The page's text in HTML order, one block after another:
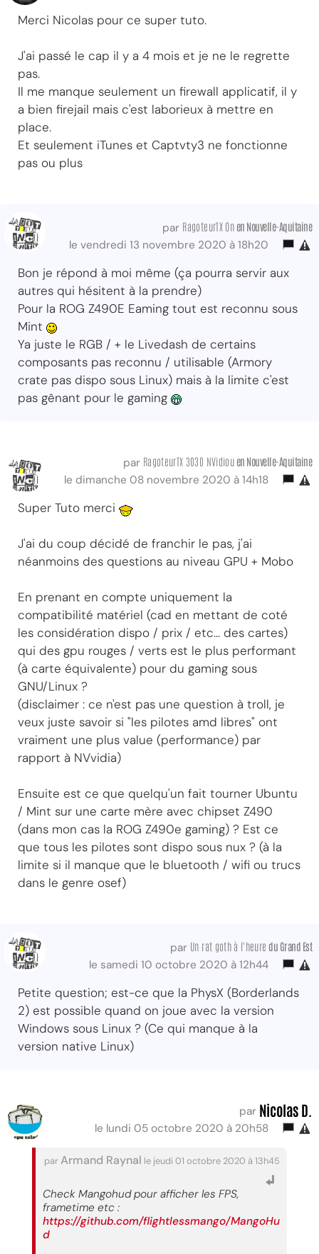
Merci Nicolas pour ce super tuto.
J'ai passé le cap il y a 4 mois et je ne le regrette
pas.
Il me manque seulement un firewall applicatif, il y
a bien firejail mais c'est laborieux à mettre en
place.
Et seulement iTunes et Captvty3 ne fonctionne
pas ou plus
par RagoteurTX On en Nouvelle-Aquitaine
le vendredi 13 novembre 2020 à 18h20
Bon je répond à moi même (ça pourra servir aux
autres qui hésitent à la prendre)
Pour la ROG Z490E Eaming tout est reconnu sous
Mint
Ya juste le RGB / + le Livedash de certains
composants pas reconnu / utilisable (Armory
crate pas dispo sous Linux) mais à la limite c'est
pas gênant pour le gaming
par RagoteurTX 3030 NVidiou en Nouvelle-Aquitaine
le dimanche 08 novembre 2020 à 14h18
Super Tuto merci
J'ai du coup décidé de franchir le pas, j'ai
néanmoins des questions au niveau GPU + Mobo
En prenant en compte uniquement la
compatibilité matériel (cad en mettant de coté
les considération dispo / prix / etc... des cartes)
qui des gpu rouges / verts est le plus performant
(à carte équivalente) pour du gaming sous
GNU/Linux ?
(disclaimer : ce n'est pas une question à troll, je
veux juste savoir si "les pilotes amd libres" ont
vraiment une plus value (performance) par
rapport à NVvidia)
Ensuite est ce que quelqu'un fait tourner Ubuntu
/ Mint sur une carte mère avec chipset Z490
(dans mon cas la ROG Z490e gaming) ? Est ce
que tous les pilotes sont dispo sous nux ? (à la
limite si il manque que le bluetooth / wifi ou trucs
dans le genre osef)
par Un rat goth à l'heure du Grand Est
le samedi 10 octobre 2020 à 12h44
Petite question; est-ce que la PhysX (Borderlands
2) est possible quand on joue avec la version
Windows sous Linux ? (Ce qui manque à la
version native Linux)
par Nicolas D.
le lundi 05 octobre 2020 à 20h58
parArmand Raynal le jeudi 01 octobre 2020 à 13h45
Check Mangohud pour afficher les FPS,
frametime etc :
https://github.com/flightlessmango/MangoHu
d